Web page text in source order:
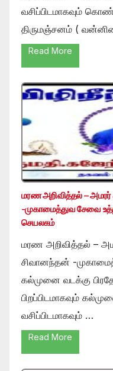
வசிப்பிடமாகவும்
திருமஞ்சனம் (
Read More
மரண அறிவித்தல் – அமரர்
-முகாமைத்துவ சேவை
செயலகம்
மரண அறிவித்தல் –
சிவானந்தன் -
கல்முனை வடக்கு
பிறப்பிடமாகவும்
வசிப்பிடமாகவும் …
Read More